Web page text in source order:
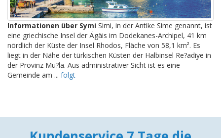
Informationen über Symi Simi, in der Antike Sime genannt, ist
eine griechische Insel der Ägäis im Dodekanes-Archipel, 41 km
nördlich der Küste der Insel Rhodos, Fläche von 58,1 km². Es
liegt in der Nähe der türkischen Küsten der Halbinsel Re?adiye in
der Provinz Mu?la. Aus administrativer Sicht ist es eine
Gemeinde am ... folgt